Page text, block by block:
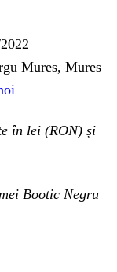
Mures, Mures
în lei (RON) și
Bootic Negru